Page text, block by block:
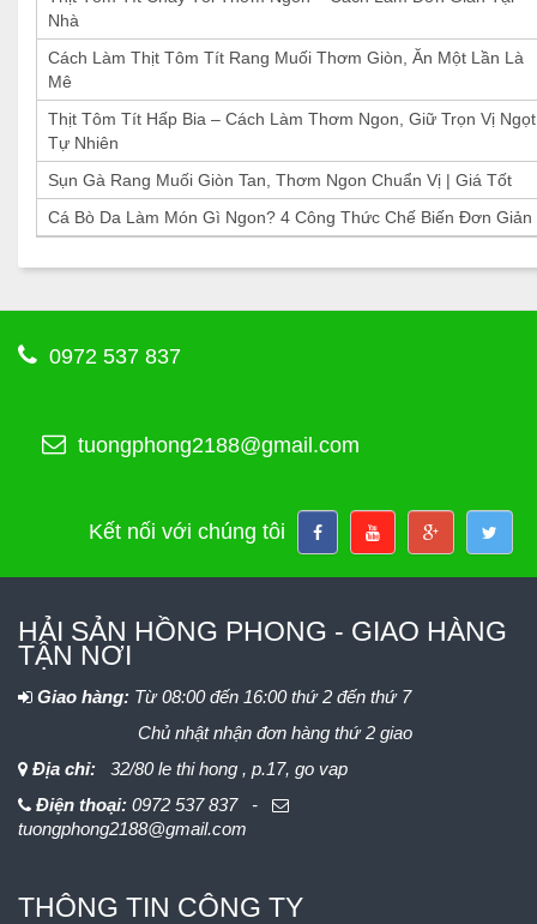
Nhà
Cách Làm Thịt Tôm Tít Rang Muối Thơm Giòn, Ăn Một Lần Là
Mê
Thịt Tôm Tít Hấp Bia – Cách Làm Thơm Ngon, Giữ Trọn Vị Ngọt
Tự Nhiên
Sụn Gà Rang Muối Giòn Tan, Thơm Ngon Chuẩn Vị | Giá Tốt
Cá Bò Da Làm Món Gì Ngon? 4 Công Thức Chế Biến Đơn Giản
0972 537 837
tuongphong2188@gmail.com
Kết nối với chúng tôi
HẢI SẢN HỒNG PHONG - GIAO HÀNG
TẬN NƠI
Giao hàng: Từ 08:00 đến 16:00 thứ 2 đến thứ 7
Chủ nhật nhận đơn hàng thứ 2 giao
Địa chỉ:
32/80 le thi hong , p.17, go vap
Điện thoại: 0972 537 837 -
tuongphong2188@gmail.com
THÔNG TIN CÔNG TY